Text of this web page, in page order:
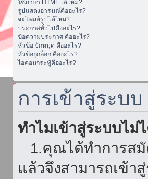
ใช้ภาษา HTML ได้ไหม?
รูปแสดงอารมณ์คืออะไร?
จะโพสต์รูปได้ไหม?
ประกาศทั่วไปคืออะไร?
ข้อความประกาศ คืออะไร?
หัวข้อ ปักหมุด คืออะไร?
หัวข้อถูกล็อก คืออะไร?
ไอคอนกระทู้คืออะไร?
การเข้าสู่ระบ
ทำไมเข้าสู่ระบบไม่
1.คุณได้ทำการส
แล้วจึงสามารถเข้า